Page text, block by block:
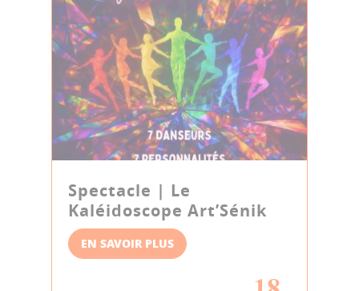
Spectacle | Le
Kaléidoscope Art’Sénik
EN SAVOIR PLUS